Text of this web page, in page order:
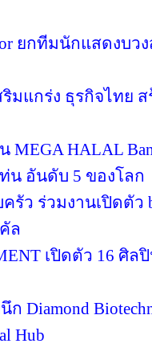
ยกทีมนักแสดงบว
ริมแกร่ง ธุรกิจไทย
MEGA HALAL
อันดับ 5 ของโลก
รัว ร่วมงานเปิดตัว
ล
เปิดตัว 16 ศิ
นึก Diamond
Hub